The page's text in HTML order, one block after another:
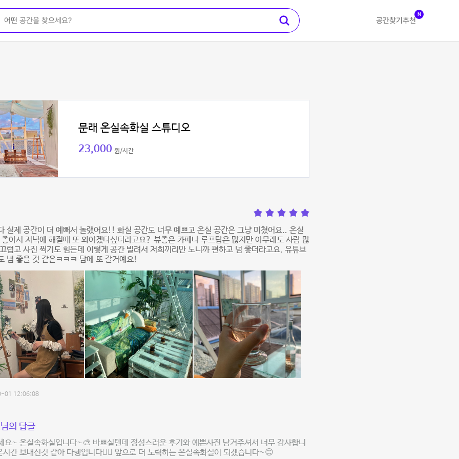
공간찾기 추천
N
문래 온실속화실 스튜디오
23,000 원/시간
실제 공간이 더 예뻐서 놀랬어요!! 화실 공간도 너무 예쁘고 온실 공간은 그냥 미쳤어요.. 온실
아서 저녁에 해질때 또 와야겠다싶더라고요? 뷰좋은 카페나 루프탑은 많지만 아무래도 사람 많
럽고 사진 찍기도 힘든데 이렇게 공간 빌려서 저희끼리만 노니까 편하고 넘 좋더라고요. 유튜브
넘 좋을 것 같은ㅋㅋㅋ 담에 또 갈거예요!
01 12:06:08
의 답글
요~ 온실속화실입니다~🎨 바쁘실텐데 정성스러운 후기와 예쁜사진 남겨주셔서 너무 감사합니
간 보내신것 같아 다행입니다👍🏻 앞으로 더 노력하는 온실속화실이 되겠습니다~😊